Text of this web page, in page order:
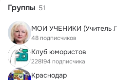
Группы 51
МОИ УЧЕНИКИ (Учитель
48 подписчиков
Клуб юмористов
228194 подписчика
Краснодар